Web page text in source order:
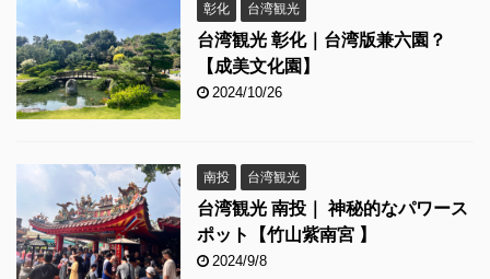
彰化 台湾観光
台湾観光 彰化｜台湾版兼六園？
【成美文化園】
2024/10/26
南投 台湾観光
台湾観光 南投｜ 神秘的なパワース
ポット【竹山紫南宮 】
2024/9/8